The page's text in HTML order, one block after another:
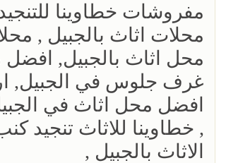
مفروشات خطاوينا
محلات اثاث بالجبيل ,
محل اثاث بالجبيل, افضل
غرف جلوس في الجبيل,
افضل محل اثاث في
, خطاوينا للاثاث تنجيد
الاثاث بالجبيل ,